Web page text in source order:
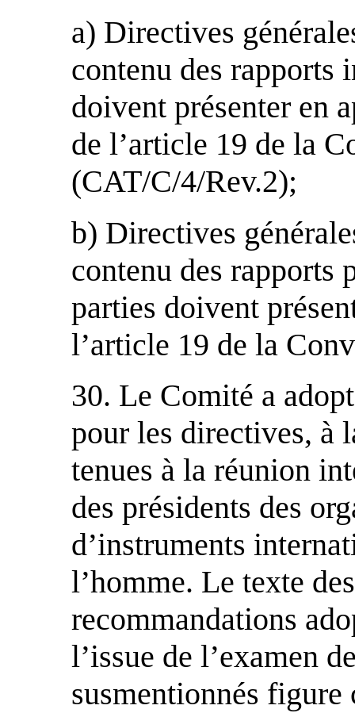
a) Directives
contenu des rapports
doivent présenter en
de l’article 19 de la
(CAT/C/4/Rev.2);
b) Directives
contenu des rapports
parties doivent
l’article 19 de la
30. Le Comité a
pour les directives, à
tenues à la réunion
des présidents des
d’instruments
l’homme. Le texte
recommandations
l’issue de l’examen
susmentionnés figure